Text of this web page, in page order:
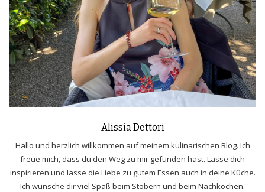
Alissia Dettori
Hallo und herzlich willkommen auf meinem kulinarischen Blog. Ich
freue mich, dass du den Weg zu mir gefunden hast. Lasse dich
inspirieren und lasse die Liebe zu gutem Essen auch in deine Küche.
Ich wünsche dir viel Spaß beim Stöbern und beim Nachkochen.